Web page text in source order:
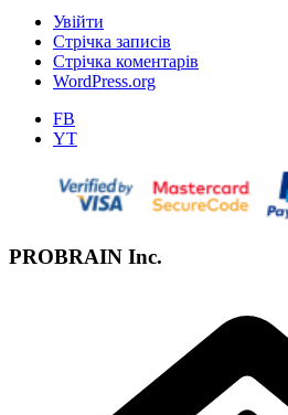
Увійти
Стрічка записів
Стрічка коментарів
WordPress.org
FB
YT
PROBRAIN Inc.